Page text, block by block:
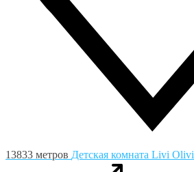
13833 метров Детская комната Livi Olivi